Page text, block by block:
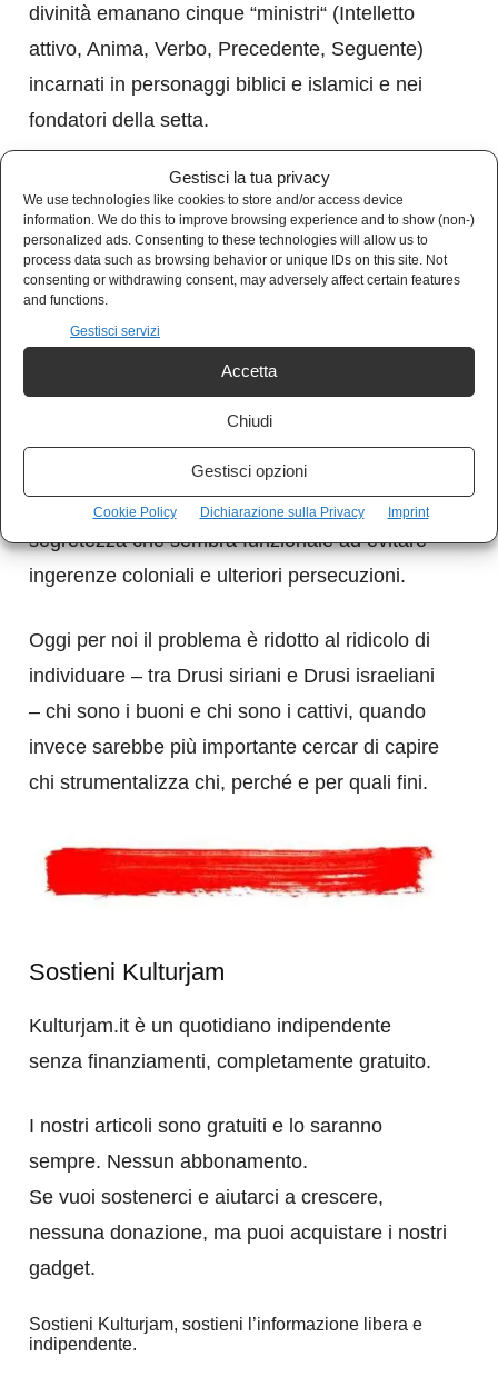
Gestisci la tua privacy
We use technologies like cookies to store and/or access device
information. We do this to improve browsing experience and to show (non-)
personalized ads. Consenting to these technologies will allow us to
process data such as browsing behavior or unique IDs on this site. Not
consenting or withdrawing consent, may adversely affect certain features
and functions.
Gestisci servizi
Accetta
Chiudi
Gestisci opzioni
Cookie Policy Dichiarazione sulla Privacy Imprint
divinità emanano cinque “ministri“ (Intelletto
attivo, Anima, Verbo, Precedente, Seguente)
incarnati in personaggi biblici e islamici e nei
fondatori della setta.
Altro fondamento dottrinale è la trasmigrazione
delle anime dopo la morte; inoltre è praticato
uno spiccato esoterismo che viene rivelato da
un maestro superiore solo a chi sia ritenuto
degno. I testi sacri dei Drusi sono il Corano,
Kitab Al Hikma (il “libro della saggezza” corpus
di testi, la Bibbia, le opere di Platone e dei
filosofi influenzati da Socrate. In realtà è tutto
molto “oscuro”: non si conosce la liturgia drusa,
né sono testimoniati edifici religiosi: una
segretezza che sembra funzionale ad evitare
ingerenze coloniali e ulteriori persecuzioni.
Oggi per noi il problema è ridotto al ridicolo di
individuare – tra Drusi siriani e Drusi israeliani
– chi sono i buoni e chi sono i cattivi, quando
invece sarebbe più importante cercar di capire
chi strumentalizza chi, perché e per quali fini.
Sostieni Kulturjam
Kulturjam.it è un quotidiano indipendente
senza finanziamenti, completamente gratuito.
I nostri articoli sono gratuiti e lo saranno
sempre. Nessun abbonamento.
Se vuoi sostenerci e aiutarci a crescere,
nessuna donazione, ma puoi acquistare i nostri
gadget.
Sostieni Kulturjam, sostieni l’informazione libera e
indipendente.